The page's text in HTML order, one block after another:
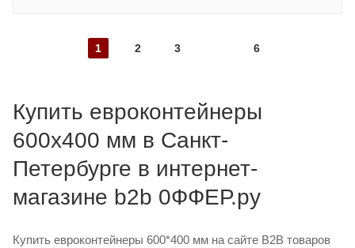
1 2 3 6
Купить евроконтейнеры
600х400 мм в Санкт-
Петербурге в интернет-
магазине b2b 0ФФЕР.ру
Купить евроконтейнеры 600*400 мм на сайте B2B товаров